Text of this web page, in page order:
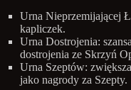
Urna Nieprzemijającej
kapliczek.
Urna Dostrojenia:
dostrojenia ze Skrzyń
Urna Szeptów:
jako nagrody za Szepty.